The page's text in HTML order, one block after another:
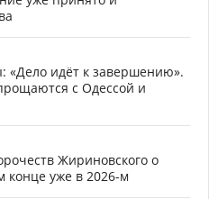
«Дело идёт к завершению».
с Одессой и
Жириновского о
конце уже в 2026-м